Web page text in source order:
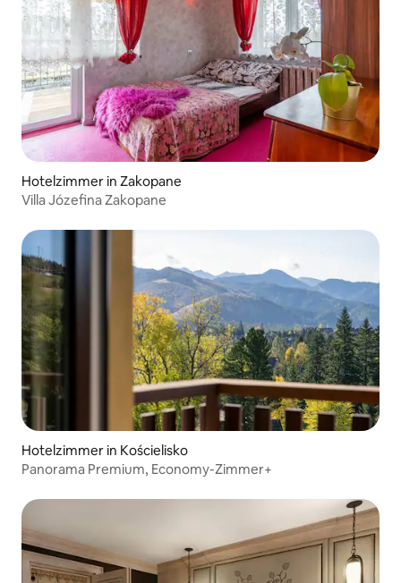
Hotelzimmer in Zakopane
Villa Józefina Zakopane
Hotelzimmer in Kościelisko
Panorama Premium, Economy-Zimmer+